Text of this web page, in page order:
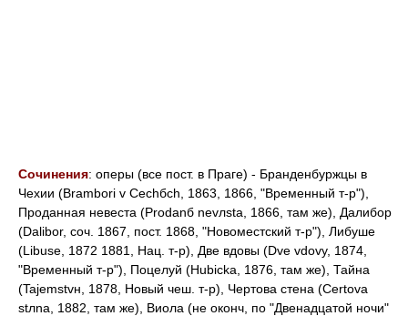
Сочинения: оперы (все пост. в Праге) - Бранденбуржцы в
Чехии (Brambori v Cechбch, 1863, 1866, "Временный т-р"),
Проданная невеста (Prodanб nevлsta, 1866, там же), Далибор
(Dalibor, соч. 1867, пост. 1868, "Новоместский т-р"), Либуше
(Libuse, 1872 1881, Нац. т-р), Две вдовы (Dve vdovy, 1874,
"Временный т-р"), Поцелуй (Hubicka, 1876, там же), Тайна
(Tajemstvн, 1878, Новый чеш. т-р), Чертова стена (Certova
stлna, 1882, там же), Виола (не оконч, по "Двенадцатой ночи"